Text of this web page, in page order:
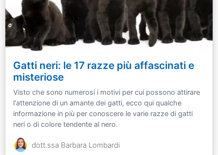
Gatti neri: le 17 razze più affascinati e
misteriose
Visto che sono numerosi i motivi per cui possono attirare
l'attenzione di un amante dei gatti, ecco qui qualche
informazione in più per conoscere le varie razze di gatti
neri o di colore tendente al nero.
dott.ssa Barbara Lombardi